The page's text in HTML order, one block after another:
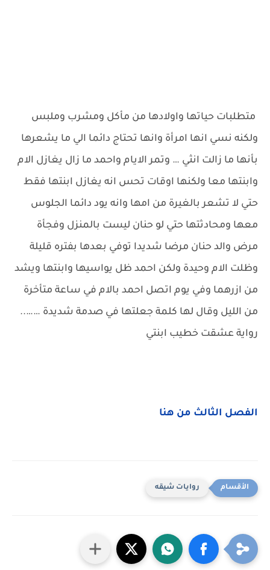
متطلبات حياتها واولادها من مأكل ومشرب وملبس
ولكنه نسي انها امرأة وانها تحتاج دائما الي ما يشعرها
بأنها ما زالت انثي … وتمر الايام واحمد ما زال يغازل الام
وابنتها معا ولكنها اوقات تحس انه يغازل ابنتها فقط
حتي لا تشعر بالغيرة من امها وانه يود دائما الجلوس
معها ومحادثتها حتي لو حنان ليست بالمنزل وفجأة
مرض والد حنان مرضا شديدا توفي بعدها بفتره قليلة
وظلت الام وحيدة ولكن احمد ظل يواسيها وابنتها ويشد
من ازرهما وفي يوم اتصل احمد بالام في ساعة متأخرة
من الليل وقال لها كلمة جعلتها في صدمة شديدة ……..
رواية عشقت خطيب ابنتي
الفصل الثالث من هنا
روايات شيقه